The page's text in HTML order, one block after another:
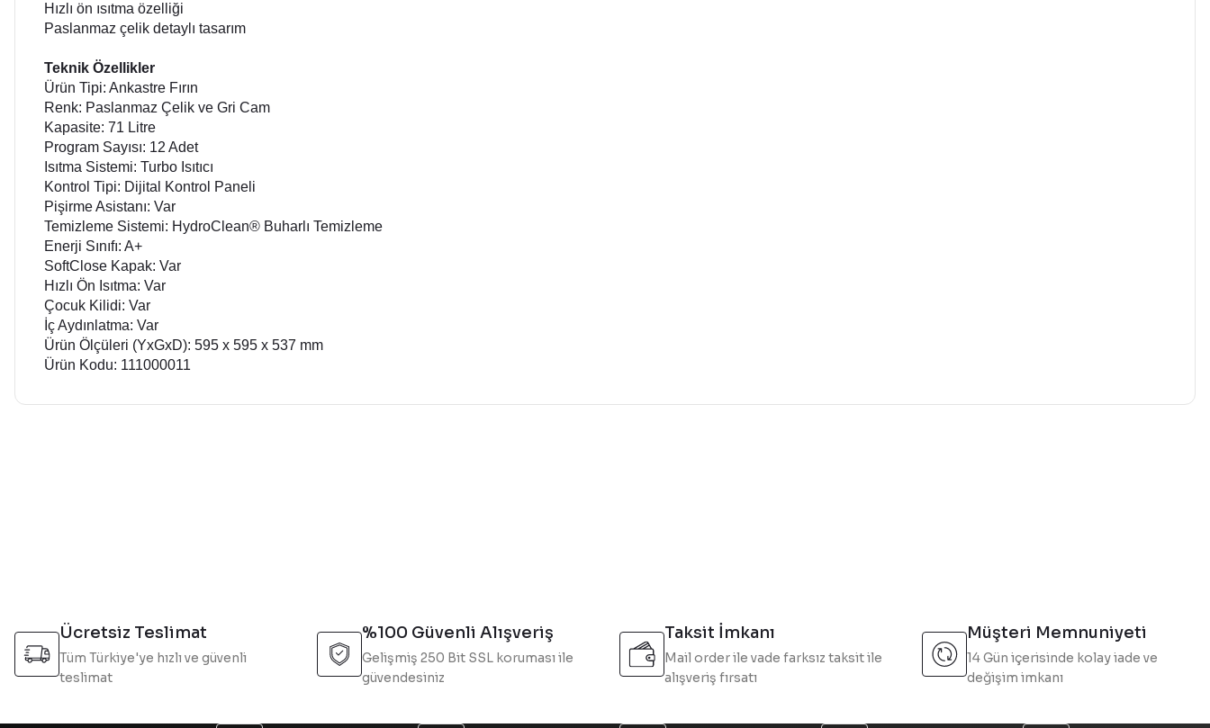
Hızlı ön ısıtma özelliği
Paslanmaz çelik detaylı tasarım
Teknik Özellikler
Ürün Tipi: Ankastre Fırın
Renk: Paslanmaz Çelik ve Gri Cam
Kapasite: 71 Litre
Program Sayısı: 12 Adet
Isıtma Sistemi: Turbo Isıtıcı
Kontrol Tipi: Dijital Kontrol Paneli
Pişirme Asistanı: Var
Temizleme Sistemi: HydroClean® Buharlı Temizleme
Enerji Sınıfı: A+
SoftClose Kapak: Var
Hızlı Ön Isıtma: Var
Çocuk Kilidi: Var
İç Aydınlatma: Var
Ürün Ölçüleri (YxGxD): 595 x 595 x 537 mm
Ürün Kodu: 111000011
Bu ürüne benzer farklı alternatifler olmalı.
Ücretsiz Teslimat
Tüm Türkiye'ye hızlı ve güvenli
teslimat
%100 Güvenli Alışveriş
Gelişmiş 250 Bit SSL koruması ile
güvendesiniz
Taksit İmkanı
Mail order ile vade farksız taksit ile
alışveriş fırsatı
Müşteri Memnuniyeti
14 Gün içerisinde kolay iade ve
değişim imkanı